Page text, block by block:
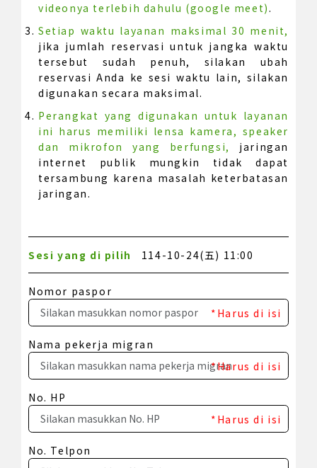
videonya terlebih dahulu (google meet).
Setiap waktu layanan maksimal 30 menit,
jika jumlah reservasi untuk jangka waktu
tersebut sudah penuh, silakan ubah
reservasi Anda ke sesi waktu lain, silakan
digunakan secara maksimal.
Perangkat yang digunakan untuk layanan
ini harus memiliki lensa kamera, speaker
dan mikrofon yang berfungsi, jaringan
internet publik mungkin tidak dapat
tersambung karena masalah keterbatasan
jaringan.
Sesi yang di pilih 114-10-24(五) 11:00
Nomor paspor
*Harus di isi
Nama pekerja migran
*Harus di isi
No. HP
*Harus di isi
No. Telpon